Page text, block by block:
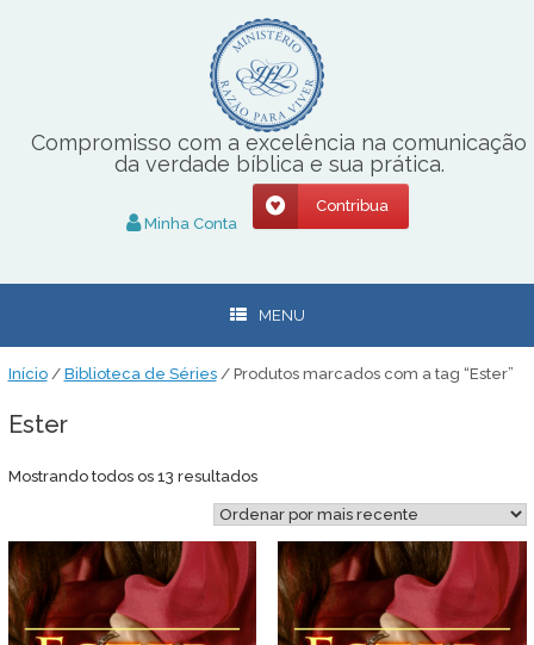
Compromisso com a excelência na comunicação
da verdade bíblica e sua prática.
Minha Conta
Contribua
MENU
Início/ Biblioteca de Séries/ Produtos marcados com a tag “Ester”
Ester
Mostrando todos os 13 resultadosClassificado
mais
recente